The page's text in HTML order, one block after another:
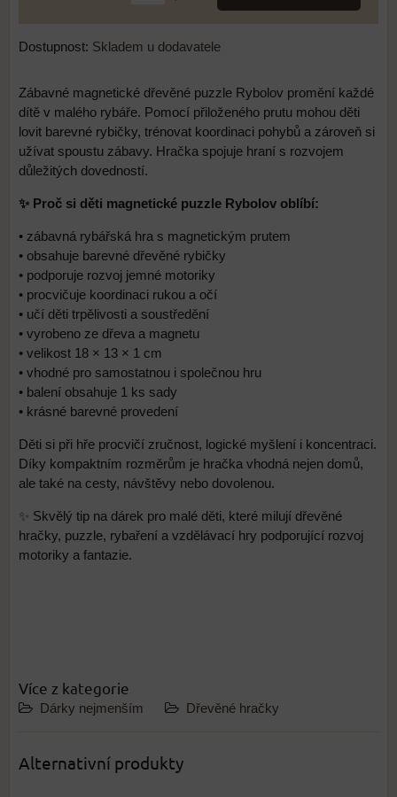
Dostupnost: Skladem u dodavatele
Zábavné magnetické dřevěné puzzle Rybolov promění každé
dítě v malého rybáře. Pomocí přiloženého prutu mohou děti
lovit barevné rybičky, trénovat koordinaci pohybů a zároveň si
užívat spoustu zábavy. Hračka spojuje hraní s rozvojem
důležitých dovedností.
✨ Proč si děti magnetické puzzle Rybolov oblíbí:
• zábavná rybářská hra s magnetickým prutem
• obsahuje barevné dřevěné rybičky
• podporuje rozvoj jemné motoriky
• procvičuje koordinaci rukou a očí
• učí děti trpělivosti a soustředění
• vyrobeno ze dřeva a magnetu
• velikost 18 × 13 × 1 cm
• vhodné pro samostatnou i společnou hru
• balení obsahuje 1 ks sady
• krásné barevné provedení
Děti si při hře procvičí zručnost, logické myšlení i koncentraci.
Díky kompaktním rozměrům je hračka vhodná nejen domů,
ale také na cesty, návštěvy nebo dovolenou.
✨ Skvělý tip na dárek pro malé děti, které milují dřevěné
hračky, puzzle, rybaření a vzdělávací hry podporující rozvoj
motoriky a fantazie.
Více z kategorie
Dárky nejmenším Dřevěné hračky
Alternativní produkty